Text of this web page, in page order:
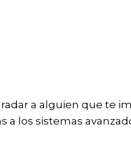
a alguien que te
los sistemas